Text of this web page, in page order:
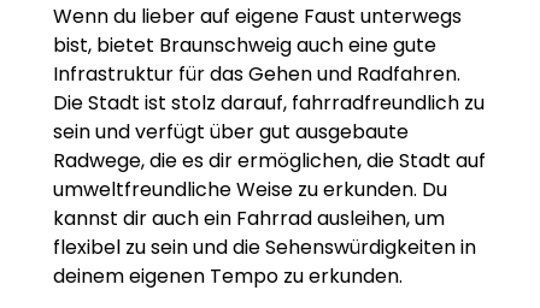
Wenn du lieber auf eigene Faust unterwegs
bist, bietet Braunschweig auch eine gute
Infrastruktur für das Gehen und Radfahren.
Die Stadt ist stolz darauf, fahrradfreundlich zu
sein und verfügt über gut ausgebaute
Radwege, die es dir ermöglichen, die Stadt auf
umweltfreundliche Weise zu erkunden. Du
kannst dir auch ein Fahrrad ausleihen, um
flexibel zu sein und die Sehenswürdigkeiten in
deinem eigenen Tempo zu erkunden.